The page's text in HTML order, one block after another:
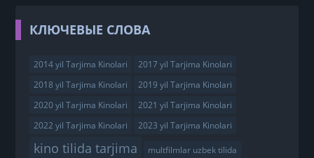
КЛЮЧЕВЫЕ СЛОВА
2014 yil Tarjima Kinolari
2017 yil Tarjima Kinolari
2018 yil Tarjima Kinolari
2019 yil Tarjima Kinolari
2020 yil Tarjima Kinolari
2021 yil Tarjima Kinolari
2022 yil Tarjima Kinolari
2023 yil Tarjima Kinolari
kino tilida tarjima
multfilmlar uzbek tilida